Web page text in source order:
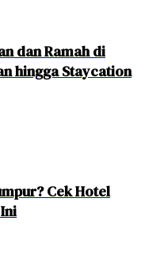
dan Ramah di
hingga Staycation
Cek Hotel